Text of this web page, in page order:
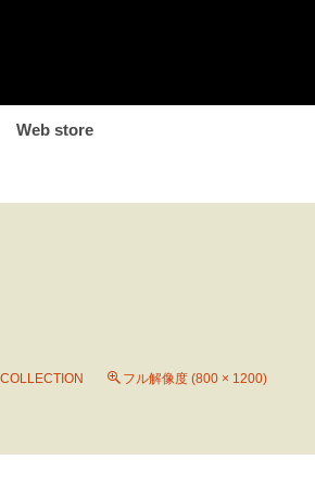
Web store
COLLECTION フル解像度 (800 × 1200)